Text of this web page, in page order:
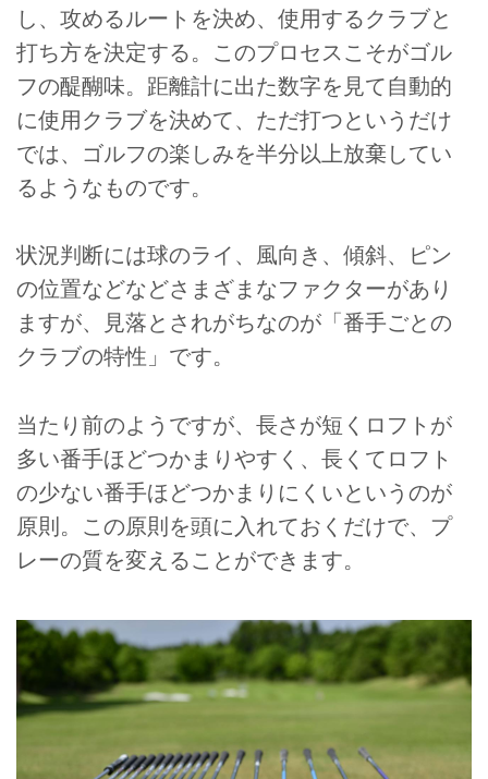
し、攻めるルートを決め、使用するクラブと
打ち方を決定する。このプロセスこそがゴル
フの醍醐味。距離計に出た数字を見て自動的
に使用クラブを決めて、ただ打つというだけ
では、ゴルフの楽しみを半分以上放棄してい
るようなものです。
状況判断には球のライ、風向き、傾斜、ピン
の位置などなどさまざまなファクターがあり
ますが、見落とされがちなのが「番手ごとの
クラブの特性」です。
当たり前のようですが、長さが短くロフトが
多い番手ほどつかまりやすく、長くてロフト
の少ない番手ほどつかまりにくいというのが
原則。この原則を頭に入れておくだけで、プ
レーの質を変えることができます。